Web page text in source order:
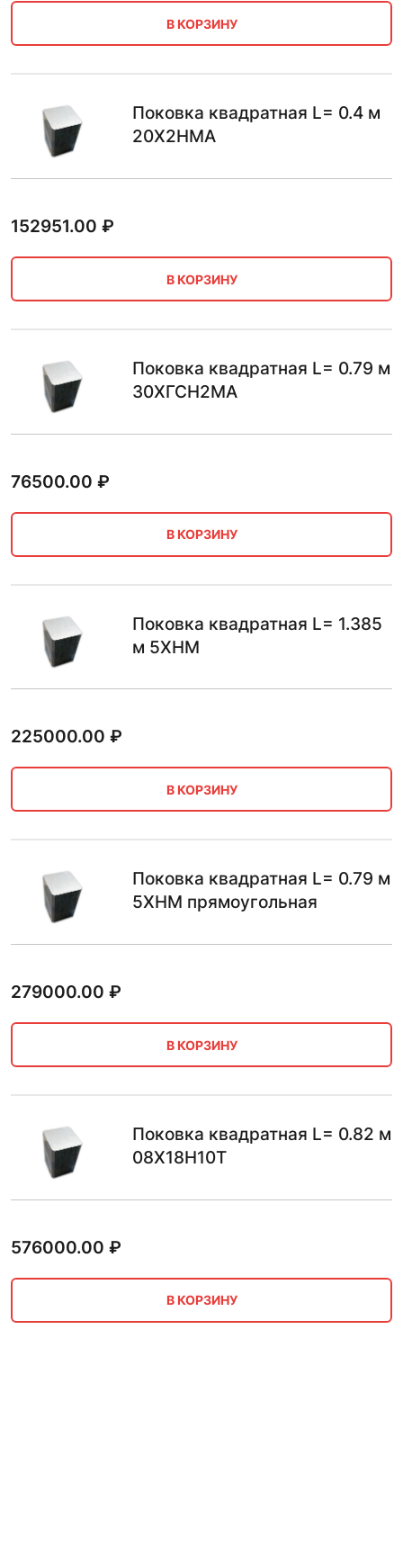
В КОРЗИНУ
Поковка квадратная L= 0.4 м
20Х2НМА
152951.00 ₽
В КОРЗИНУ
Поковка квадратная L= 0.79 м
30ХГСН2МА
76500.00 ₽
В КОРЗИНУ
Поковка квадратная L= 1.385
м 5ХНМ
225000.00 ₽
В КОРЗИНУ
Поковка квадратная L= 0.79 м
5ХНМ прямоугольная
279000.00 ₽
В КОРЗИНУ
Поковка квадратная L= 0.82 м
08Х18Н10Т
576000.00 ₽
В КОРЗИНУ